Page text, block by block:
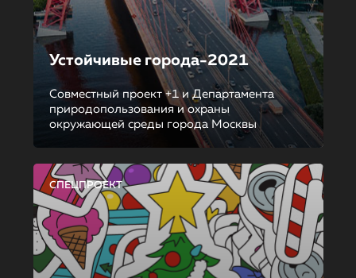
Устойчивые города-2021
Совместный проект +1 и Департамента
природопользования и охраны
окружающей среды города Москвы
СПЕЦПРОЕКТ